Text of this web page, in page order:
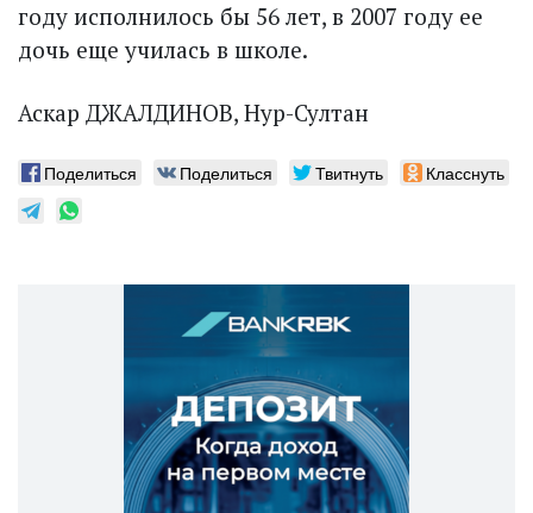
году исполнилось бы 56 лет, в 2007 году ее
дочь еще училась в школе.
Аскар ДЖАЛДИНОВ, Нур-Султан
Поделиться Поделиться Твитнуть Класснуть